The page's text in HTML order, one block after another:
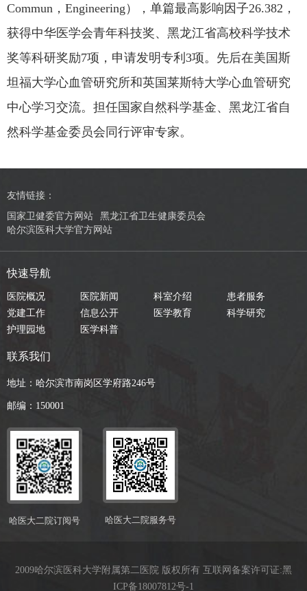
Commun，Engineering），单篇最高影响因子26.382，
获得中华医学会青年科技奖、黑龙江省高校科学技术
奖等科研奖励7项，申请发明专利3项。先后在美国斯
坦福大学心血管研究所和英国莱斯特大学心血管研究
中心学习交流。担任国家自然科学基金、黑龙江省自
然科学基金委员会同行评审专家。
友情链接：
国家卫健委官方网站
黑龙江省卫生健康委员会
哈尔滨医科大学官方网站
快速导航
医院概况 医院新闻 科室介绍
患者服务
党建工作
信息公开 医学教育
科学研究
护理园地
医学科普
联系我们
地址：哈尔滨市南岗区学府路246号
邮编：150001
哈医大二院订阅号 哈医大二院服务号
2009哈尔滨医科大学附属第二医院 版权所有 互联网备案许可证:黑
ICP备18007812号-1